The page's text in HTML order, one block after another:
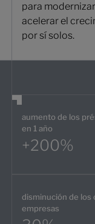
para
acelerar el
por sí solos.
aumento de los
en 1 año
+200%
disminución de los
empresas